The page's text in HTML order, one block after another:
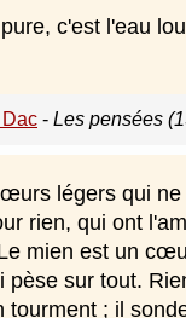
c'est l'eau
Dac - Les pensées
légers qui ne
rien, qui ont
mien est un
pèse sur tout.
tourment ; il